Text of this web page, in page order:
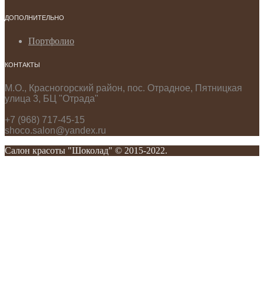
ДОПОЛНИТЕЛЬНО
Портфолио
КОНТАКТЫ
М.О., Красногорский район, пос. Отрадное, Пятницкая
улица 3, БЦ "Отрада"
+7 (968) 717-45-15
shoco.salon@yandex.ru
Салон красоты "Шоколад" © 2015-2022.